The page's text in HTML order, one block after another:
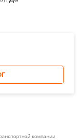
компании